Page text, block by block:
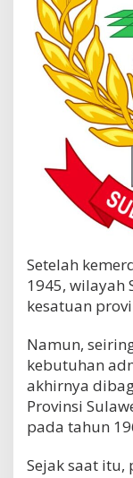
Setelah
1945, wilayah
kesatuan
Namun,
kebutuhan
akhirnya
Provinsi
pada tahun
Sejak saat